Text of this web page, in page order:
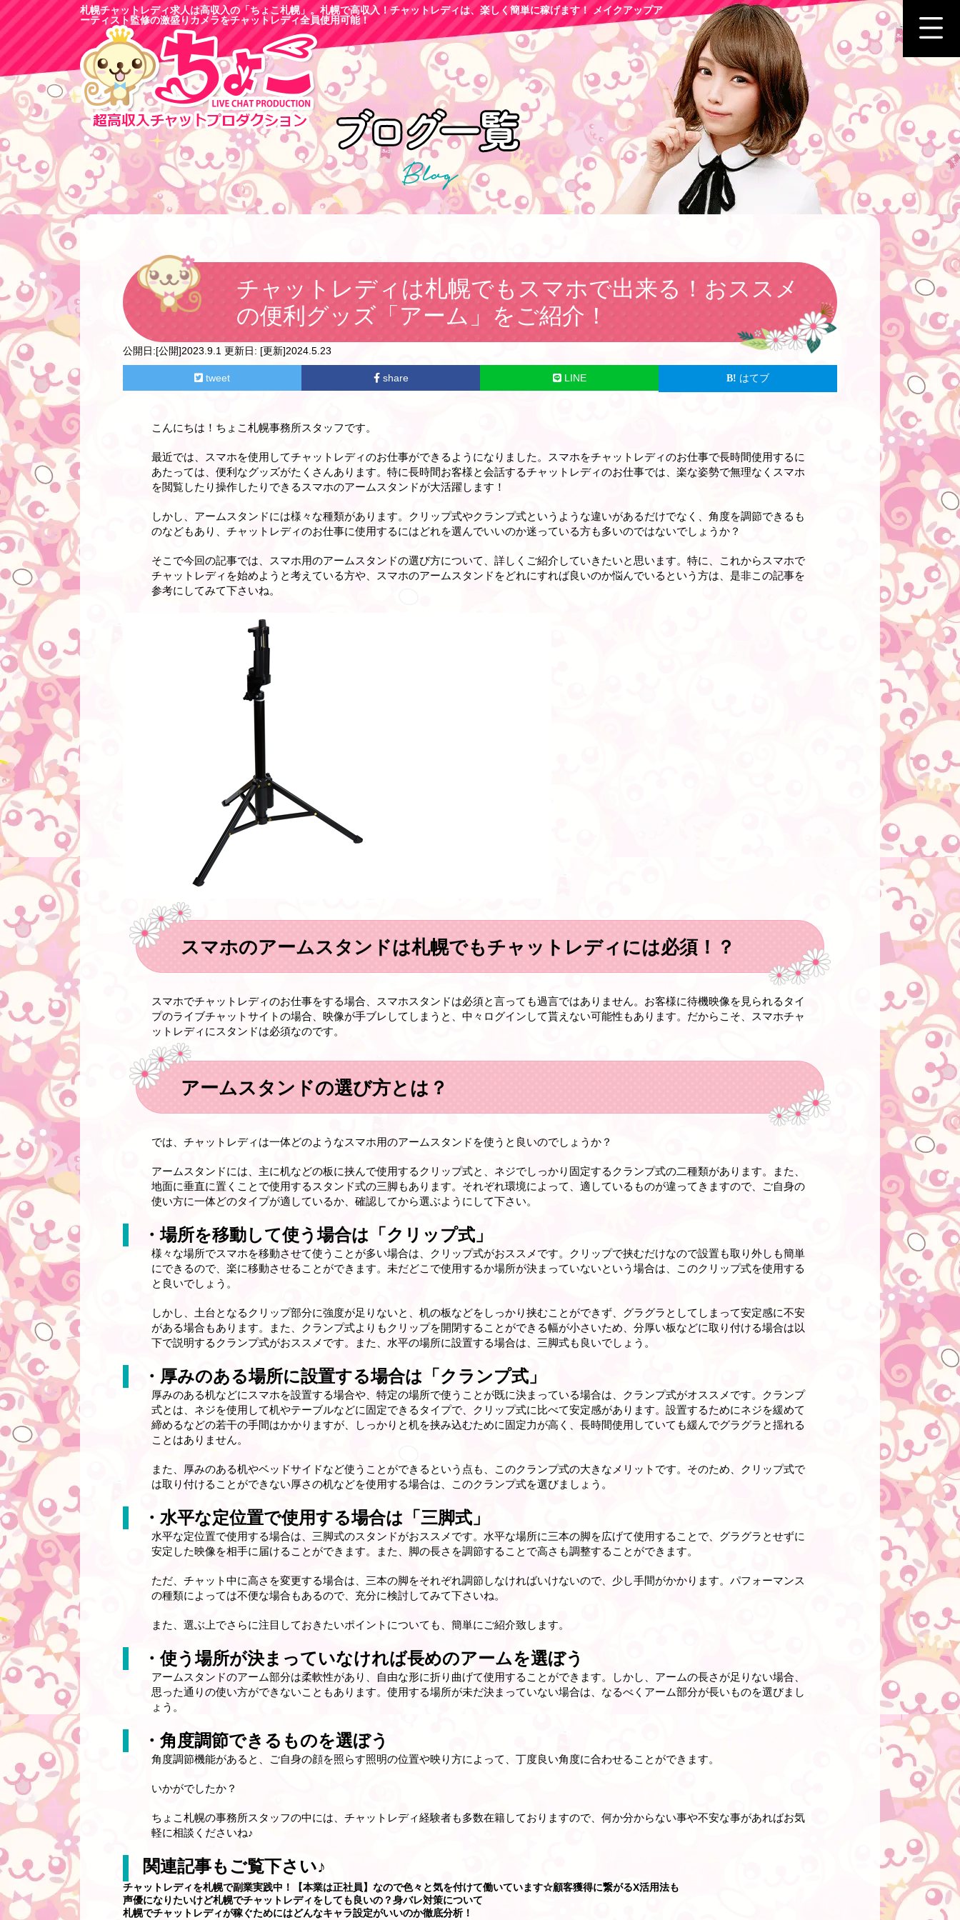
札幌チャットレディ求人は高収入の「ちょこ札幌」。札幌で高収入！チャットレディは、楽しく簡単に稼げます！ メイクアップア
ーティスト監修の激盛りカメラをチャットレディ全員使用可能！
チャットレディは札幌でもスマホで出来る！おススメ
の便利グッズ「アーム」をご紹介！
公開日:[公開]2023.9.1 更新日: [更新]2024.5.23
tweet share LINE はてブ
こんにちは！ちょこ札幌事務所スタッフです。
最近では、スマホを使用してチャットレディのお仕事ができるようになりました。スマホをチャットレディのお仕事で長時間使用するに
あたっては、便利なグッズがたくさんあります。特に長時間お客様と会話するチャットレディのお仕事では、楽な姿勢で無理なくスマホ
を閲覧したり操作したりできるスマホのアームスタンドが大活躍します！
しかし、アームスタンドには様々な種類があります。クリップ式やクランプ式というような違いがあるだけでなく、角度を調節できるも
のなどもあり、チャットレディのお仕事に使用するにはどれを選んでいいのか迷っている方も多いのではないでしょうか？
そこで今回の記事では、スマホ用のアームスタンドの選び方について、詳しくご紹介していきたいと思います。特に、これからスマホで
チャットレディを始めようと考えている方や、スマホのアームスタンドをどれにすれば良いのか悩んでいるという方は、是非この記事を
参考にしてみて下さいね。
スマホのアームスタンドは札幌でもチャットレディには必須！？
スマホでチャットレディのお仕事をする場合、スマホスタンドは必須と言っても過言ではありません。お客様に待機映像を見られるタイ
プのライブチャットサイトの場合、映像が手ブレしてしまうと、中々ログインして貰えない可能性もあります。だからこそ、スマホチャ
ットレディにスタンドは必須なのです。
アームスタンドの選び方とは？
では、チャットレディは一体どのようなスマホ用のアームスタンドを使うと良いのでしょうか？
アームスタンドには、主に机などの板に挟んで使用するクリップ式と、ネジでしっかり固定するクランプ式の二種類があります。また、
地面に垂直に置くことで使用するスタンド式の三脚もあります。それぞれ環境によって、適しているものが違ってきますので、ご自身の
使い方に一体どのタイプが適しているか、確認してから選ぶようにして下さい。
・場所を移動して使う場合は「クリップ式」
様々な場所でスマホを移動させて使うことが多い場合は、クリップ式がおススメです。クリップで挟むだけなので設置も取り外しも簡単
にできるので、楽に移動させることができます。未だどこで使用するか場所が決まっていないという場合は、このクリップ式を使用する
と良いでしょう。
しかし、土台となるクリップ部分に強度が足りないと、机の板などをしっかり挟むことができず、グラグラとしてしまって安定感に不安
がある場合もあります。また、クランプ式よりもクリップを開閉することができる幅が小さいため、分厚い板などに取り付ける場合は以
下で説明するクランプ式がおススメです。また、水平の場所に設置する場合は、三脚式も良いでしょう。
・厚みのある場所に設置する場合は「クランプ式」
厚みのある机などにスマホを設置する場合や、特定の場所で使うことが既に決まっている場合は、クランプ式がオススメです。クランプ
式とは、ネジを使用して机やテーブルなどに固定できるタイプで、クリップ式に比べて安定感があります。設置するためにネジを緩めて
締めるなどの若干の手間はかかりますが、しっかりと机を挟み込むために固定力が高く、長時間使用していても緩んでグラグラと揺れる
ことはありません。
また、厚みのある机やベッドサイドなど使うことができるという点も、このクランプ式の大きなメリットです。そのため、クリップ式で
は取り付けることができない厚さの机などを使用する場合は、このクランプ式を選びましょう。
・水平な定位置で使用する場合は「三脚式」
水平な定位置で使用する場合は、三脚式のスタンドがおススメです。水平な場所に三本の脚を広げて使用することで、グラグラとせずに
安定した映像を相手に届けることができます。また、脚の長さを調節することで高さも調整することができます。
ただ、チャット中に高さを変更する場合は、三本の脚をそれぞれ調節しなければいけないので、少し手間がかかります。パフォーマンス
の種類によっては不便な場合もあるので、充分に検討してみて下さいね。
また、選ぶ上でさらに注目しておきたいポイントについても、簡単にご紹介致します。
・使う場所が決まっていなければ長めのアームを選ぼう
アームスタンドのアーム部分は柔軟性があり、自由な形に折り曲げて使用することができます。しかし、アームの長さが足りない場合、
思った通りの使い方ができないこともあります。使用する場所が未だ決まっていない場合は、なるべくアーム部分が長いものを選びまし
ょう。
・角度調節できるものを選ぼう
角度調節機能があると、ご自身の顔を照らす照明の位置や映り方によって、丁度良い角度に合わせることができます。
いかがでしたか？
ちょこ札幌の事務所スタッフの中には、チャットレディ経験者も多数在籍しておりますので、何か分からない事や不安な事があればお気
軽に相談くださいね♪
関連記事もご覧下さい♪
チャットレディを札幌で副業実践中！【本業は正社員】なので色々と気を付けて働いています☆顧客獲得に繋がるX活用法も
声優になりたいけど札幌でチャットレディをしても良いの？身バレ対策について
札幌でチャットレディが稼ぐためにはどんなキャラ設定がいいのか徹底分析！